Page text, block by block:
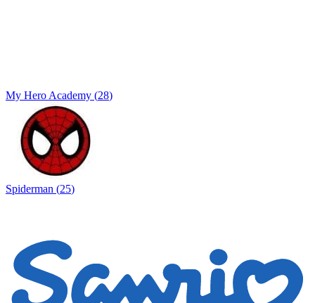
My Hero Academy (28)
Spiderman (25)